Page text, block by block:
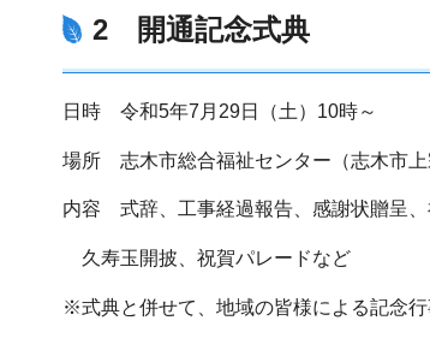
2 開通記念式典
日時 令和5年7月29日（土）10時～
場所 志木市総合福祉センター（志木市上
内容 式辞、工事経過報告、感謝状贈呈、
久寿玉開披、祝賀パレードなど
※式典と併せて、地域の皆様による記念行